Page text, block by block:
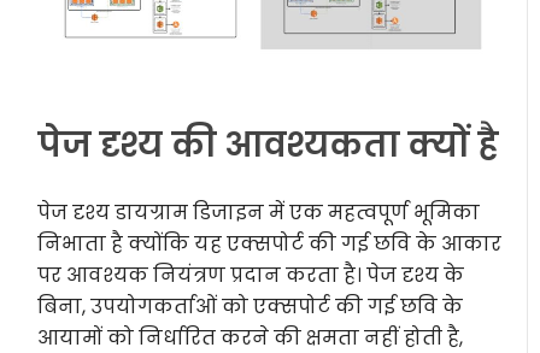
पेज दृश्य की आवश्यकता क्यों है
पेज दृश्य डायग्राम डिजाइन में एक महत्वपूर्ण भूमिका
निभाता है क्योंकि यह एक्सपोर्ट की गई छवि के आकार
पर आवश्यक नियंत्रण प्रदान करता है। पेज दृश्य के
बिना, उपयोगकर्ताओं को एक्सपोर्ट की गई छवि के
आयामों को निर्धारित करने की क्षमता नहीं होती है,